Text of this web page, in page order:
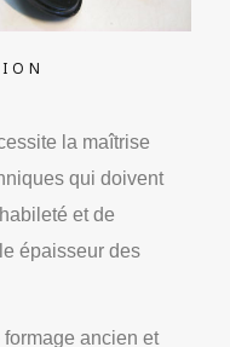
la maîtrise
qui doivent
et de
épaisseur des
ancien et